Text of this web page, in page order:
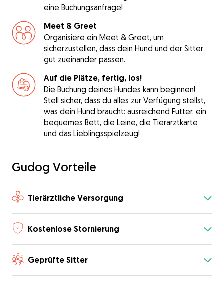
eine Buchungsanfrage!
Meet & Greet
Organisiere ein Meet & Greet, um
sicherzustellen, dass dein Hund und der Sitter
gut zueinander passen.
Auf die Plätze, fertig, los!
Die Buchung deines Hundes kann beginnen!
Stell sicher, dass du alles zur Verfügung stellst,
was dein Hund braucht: ausreichend Futter, ein
bequemes Bett, die Leine, die Tierarztkarte
und das Lieblingsspielzeug!
Gudog Vorteile
Tierärztliche Versorgung
Kostenlose Stornierung
Geprüfte Sitter